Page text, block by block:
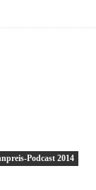
Podcast 2014